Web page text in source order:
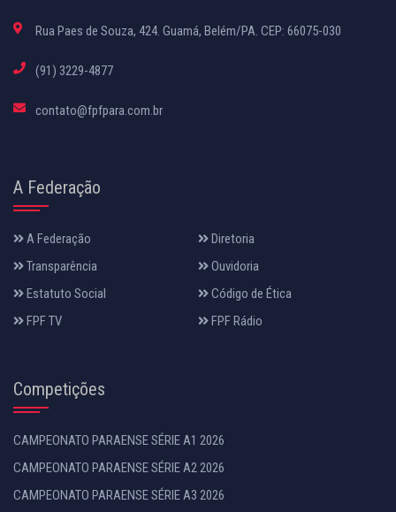
Rua Paes de Souza, 424. Guamá, Belém/PA. CEP: 66075-030
(91) 3229-4877
contato@fpfpara.com.br
A Federação
A Federação
Diretoria
Transparência
Ouvidoria
Estatuto Social
Código de Ética
FPF TV
FPF Rádio
Competições
CAMPEONATO PARAENSE SÉRIE A1 2026
CAMPEONATO PARAENSE SÉRIE A2 2026
CAMPEONATO PARAENSE SÉRIE A3 2026